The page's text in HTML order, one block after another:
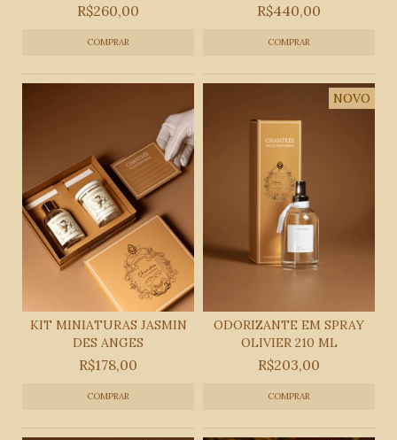
R$260,00 R$440,00
KIT MINIATURAS JASMIN
DES ANGES
R$178,00
NOVO
ODORIZANTE EM SPRAY
OLIVIER 210 ML
R$203,00